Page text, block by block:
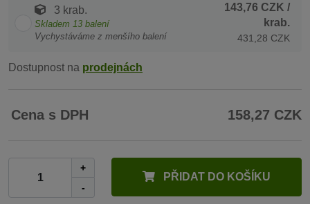
3 krab.
Skladem 13 balení
Vychystáváme z menšího balení
143,76 CZK /
krab.
431,28 CZK
Dostupnost na prodejnách
Cena s DPH 158,27 CZK
+
-
PŘIDAT DO KOŠÍKU